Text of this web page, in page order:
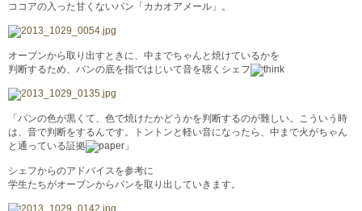
ココアの入った甘くないパン「カカオアメール」。
オーブンから取り出すときに、中までちゃんと焼けているかを
判断するため、パンの底を指ではじいて音を聴くシェフ
「パンの色が黒くて、色で焼けたかどうかを判断するのが難しい。こういう時
は、音で判断をするんです。トントンと軽い音になったら、中まで火がちゃん
と通っている証拠
」
シェフからのアドバイスを参考に
学生たちがオーブンからパンを取り出していきます。